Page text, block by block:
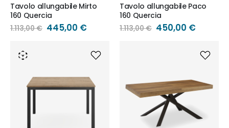
Tavolo allungabile Mirto
160 Quercia
1.113,00 € Prezzo
speciale
445,00 €
Tavolo allungabile Paco
160 Quercia
1.113,00 € Prezzo
speciale
450,00 €